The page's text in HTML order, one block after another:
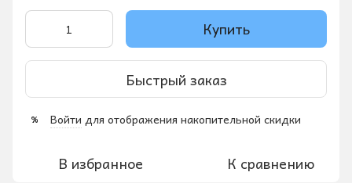
Купить
Быстрый заказ
% Войти для отображения накопительной скидки
В избранное К сравнению